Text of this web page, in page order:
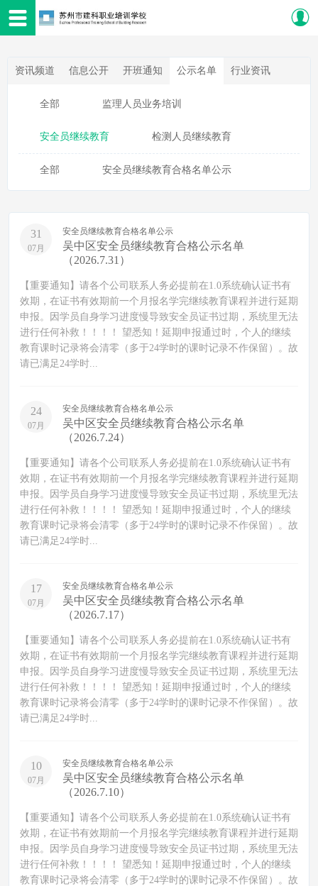
资讯频道 信息公开 开班通知 公示名单 行业资讯
全部 监理人员业务培训
安全员继续教育 检测人员继续教育
全部 安全员继续教育合格名单公示
31
07月
安全员继续教育合格名单公示
吴中区安全员继续教育合格公示名单
（2026.7.31）
【重要通知】请各个公司联系人务必提前在1.0系统确认证书有
效期，在证书有效期前一个月报名学完继续教育课程并进行延期
申报。因学员自身学习进度慢导致安全员证书过期，系统里无法
进行任何补救！！！！ 望悉知！延期申报通过时，个人的继续
教育课时记录将会清零（多于24学时的课时记录不作保留）。故
请已满足24学时...
24
07月
安全员继续教育合格名单公示
吴中区安全员继续教育合格公示名单
（2026.7.24）
【重要通知】请各个公司联系人务必提前在1.0系统确认证书有
效期，在证书有效期前一个月报名学完继续教育课程并进行延期
申报。因学员自身学习进度慢导致安全员证书过期，系统里无法
进行任何补救！！！！ 望悉知！延期申报通过时，个人的继续
教育课时记录将会清零（多于24学时的课时记录不作保留）。故
请已满足24学时...
17
07月
安全员继续教育合格名单公示
吴中区安全员继续教育合格公示名单
（2026.7.17）
【重要通知】请各个公司联系人务必提前在1.0系统确认证书有
效期，在证书有效期前一个月报名学完继续教育课程并进行延期
申报。因学员自身学习进度慢导致安全员证书过期，系统里无法
进行任何补救！！！！ 望悉知！延期申报通过时，个人的继续
教育课时记录将会清零（多于24学时的课时记录不作保留）。故
请已满足24学时...
10
07月
安全员继续教育合格名单公示
吴中区安全员继续教育合格公示名单
（2026.7.10）
【重要通知】请各个公司联系人务必提前在1.0系统确认证书有
效期，在证书有效期前一个月报名学完继续教育课程并进行延期
申报。因学员自身学习进度慢导致安全员证书过期，系统里无法
进行任何补救！！！！ 望悉知！延期申报通过时，个人的继续
教育课时记录将会清零（多于24学时的课时记录不作保留）。故